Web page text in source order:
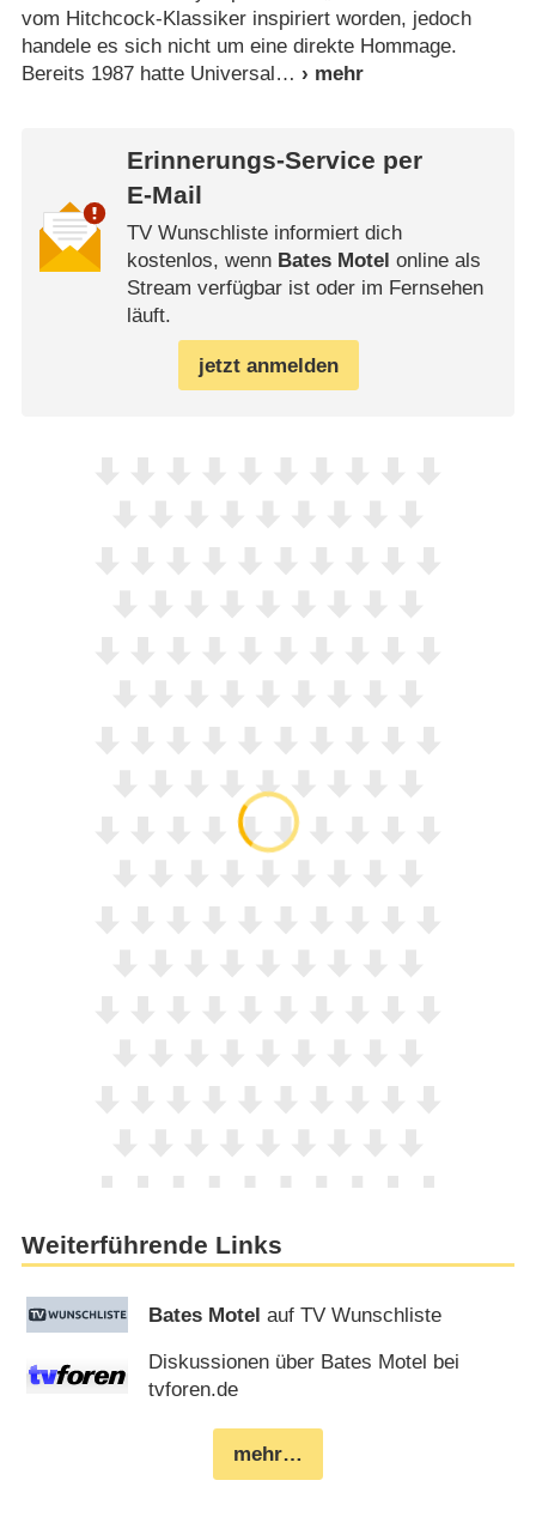
vom Hitchcock-Klassiker inspiriert worden, jedoch
handele es sich nicht um eine direkte Hommage.
Bereits 1987 hatte Universal
Erinnerungs-Service per
E-Mail
TV Wunschliste informiert dich
kostenlos, wenn Bates Motel online als
Stream verfügbar ist oder im Fernsehen
läuft.
jetzt anmelden
Weiterführende Links
Bates Motel auf TV Wunschliste
Diskussionen über Bates Motel bei
tvforen.de
mehr…